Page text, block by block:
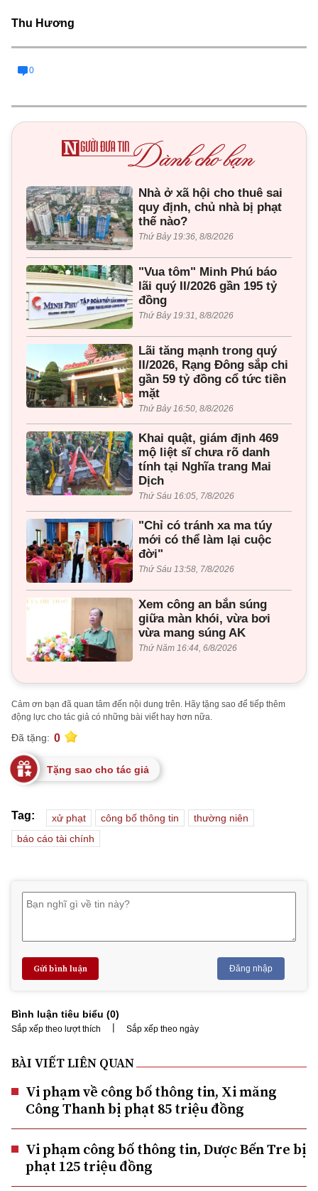
Thu Hương
0
Nhà ở xã hội cho thuê sai
quy định, chủ nhà bị phạt
thế nào?
Thứ Bảy 19:36, 8/8/2026
"Vua tôm" Minh Phú báo
lãi quý II/2026 gần 195 tỷ
đồng
Thứ Bảy 19:31, 8/8/2026
Lãi tăng mạnh trong quý
II/2026, Rạng Đông sắp chi
gần 59 tỷ đồng cổ tức tiền
mặt
Thứ Bảy 16:50, 8/8/2026
Khai quật, giám định 469
mộ liệt sĩ chưa rõ danh
tính tại Nghĩa trang Mai
Dịch
Thứ Sáu 16:05, 7/8/2026
"Chỉ có tránh xa ma túy
mới có thể làm lại cuộc
đời"
Thứ Sáu 13:58, 7/8/2026
Xem công an bắn súng
giữa màn khói, vừa bơi
vừa mang súng AK
Thứ Năm 16:44, 6/8/2026
Cảm ơn bạn đã quan tâm đến nội dung trên. Hãy tặng sao để tiếp thêm
động lực cho tác giả có những bài viết hay hơn nữa.
Đã tặng: 0
Tặng sao cho tác giả
Tag: xử phạt công bố thông tin
thường niên
báo cáo tài chính
Gửi bình luận Đăng nhập
Bình luận tiêu biểu (0)
Sắp xếp theo lượt thích | Sắp xếp theo ngày
BÀI VIẾT LIÊN QUAN
Vi phạm về công bố thông tin, Xi măng
Công Thanh bị phạt 85 triệu đồng
Vi phạm công bố thông tin, Dược Bến Tre bị
phạt 125 triệu đồng